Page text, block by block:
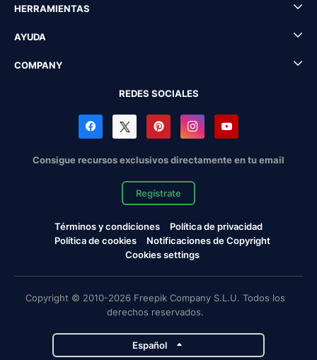
HERRAMIENTAS
AYUDA
COMPANY
REDES SOCIALES
Consigue recursos exclusivos directamente en tu email
Regístrate
Términos y condiciones
Política de privacidad
Política de cookies
Notificaciones de Copyright
Cookies settings
Copyright © 2010-2026 Freepik Company S.L.U. Todos los
derechos reservados.
Español